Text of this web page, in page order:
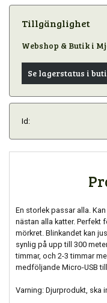
Tillgänglighet
Webshop & Butik i
Se lagerstatus i
Id:
En storlek passar alla.
nästan alla katter. Perfekt
mörkret. Blinkandet kan
synlig på upp till 300
timmar, och 2-3 timmar
medföljande Micro-USB
Varning: Djurprodukt, ska